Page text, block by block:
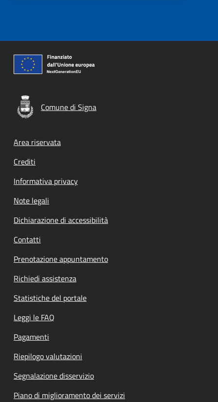
Comune di Signa
Footer menu
Area riservata
Crediti
Informativa privacy
Note legali
Dichiarazione di accessibilità
Contatti
Prenotazione appuntamento
Richiedi assistenza
Statistiche del portale
Leggi le FAQ
Pagamenti
Riepilogo valutazioni
Segnalazione disservizio
Piano di miglioramento dei servizi